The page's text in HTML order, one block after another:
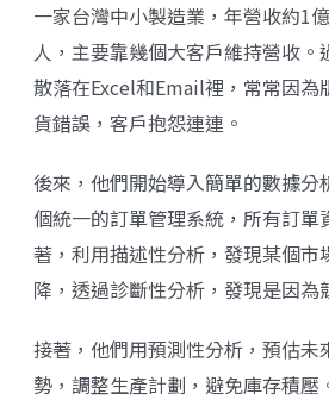
一家台灣中小製造業，年營收約1
人，主要靠幾個大客戶維持營收。
散落在Excel和Email裡，常常因為
貨錯誤，客戶抱怨連連。
後來，他們開始導入簡單的數據分
個統一的訂單管理系統，所有訂單
著，利用描述性分析，發現某個市
降，透過診斷性分析，發現是因為
接著，他們用預測性分析，預估未
勢，調整生產計劃，避免庫存積壓